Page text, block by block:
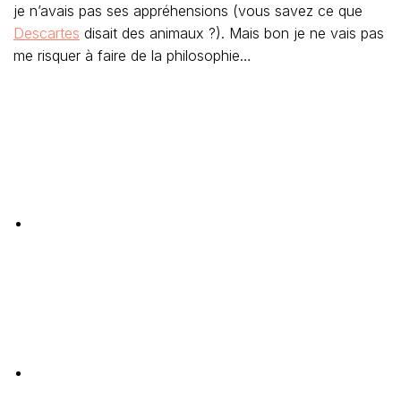
je n’avais pas ses appréhensions (vous savez ce que
Descartes disait des animaux ?). Mais bon je ne vais pas
me risquer à faire de la philosophie…